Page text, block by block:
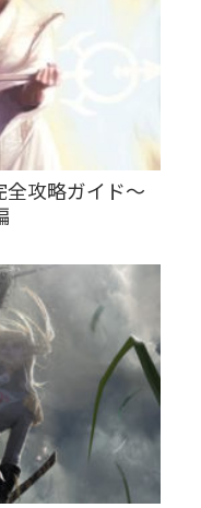
全攻略ガイド～